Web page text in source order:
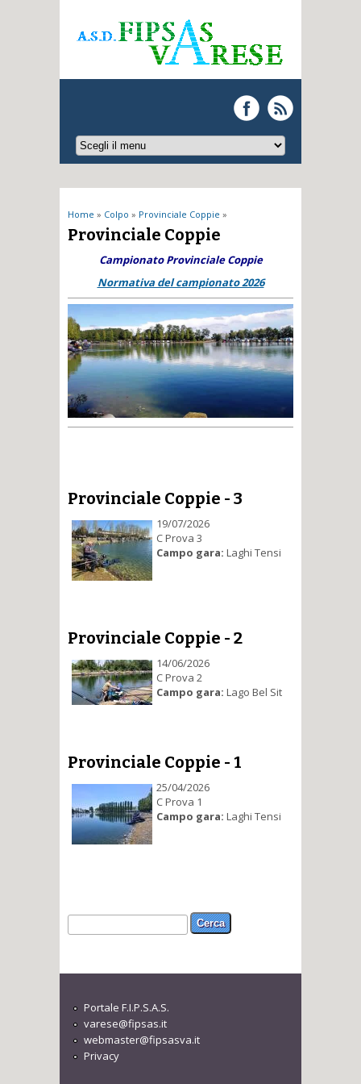
Tu sei qui
Home » Colpo » Provinciale Coppie »
Provinciale Coppie
Campionato Provinciale Coppie
Normativa del campionato 2026
Provinciale Coppie - 3
19/07/2026
C Prova 3
Campo gara: Laghi Tensi
Provinciale Coppie - 2
14/06/2026
C Prova 2
Campo gara: Lago Bel Sit
Provinciale Coppie - 1
25/04/2026
C Prova 1
Campo gara: Laghi Tensi
Form di ricerca
Cerca
Portale F.I.P.S.A.S.
varese@fipsas.it
webmaster@fipsasva.it
Privacy